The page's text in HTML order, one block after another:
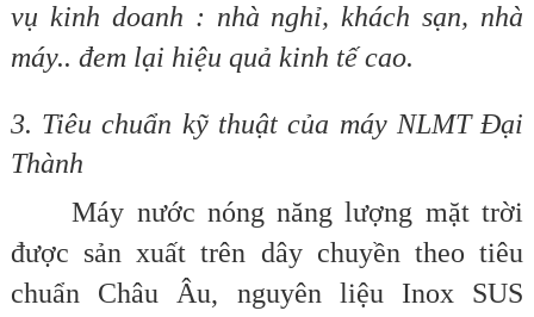
vụ kinh doanh : nhà nghỉ, khách sạn, nhà
máy.. đem lại hiệu quả kinh tế cao.
3. Tiêu chuẩn kỹ thuật của máy NLMT Đại
Thành
Máy nước nóng năng lượng mặt trời
được sản xuất trên dây chuyền theo tiêu
chuẩn Châu Âu, nguyên liệu Inox SUS